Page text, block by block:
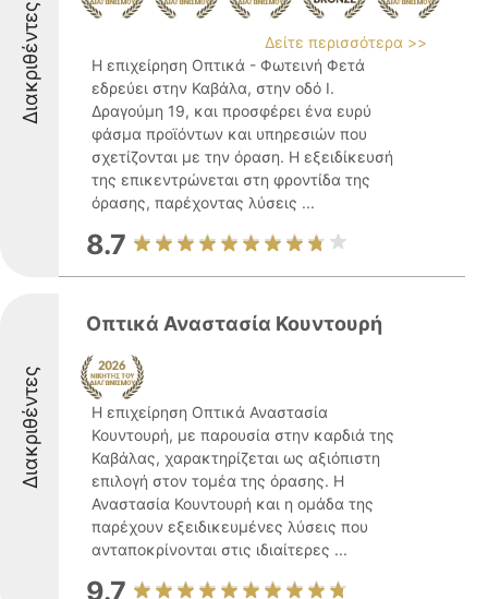
Διακριθέντες
Δείτε περισσότερα >>
Η επιχείρηση Οπτικά - Φωτεινή Φετά
εδρεύει στην Καβάλα, στην οδό Ι.
Δραγούμη 19, και προσφέρει ένα ευρύ
φάσμα προϊόντων και υπηρεσιών που
σχετίζονται με την όραση. Η εξειδίκευσή
της επικεντρώνεται στη φροντίδα της
όρασης, παρέχοντας λύσεις ...
8.7
Διακριθέντες
Οπτικά Αναστασία Κουντουρή
Η επιχείρηση Οπτικά Αναστασία
Κουντουρή, με παρουσία στην καρδιά της
Καβάλας, χαρακτηρίζεται ως αξιόπιστη
επιλογή στον τομέα της όρασης. Η
Αναστασία Κουντουρή και η ομάδα της
παρέχουν εξειδικευμένες λύσεις που
ανταποκρίνονται στις ιδιαίτερες ...
9.7